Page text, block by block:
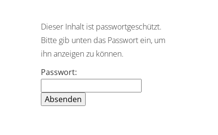
Dieser Inhalt ist passwortgeschützt.
Bitte gib unten das Passwort ein, um
ihn anzeigen zu können.
Passwort: